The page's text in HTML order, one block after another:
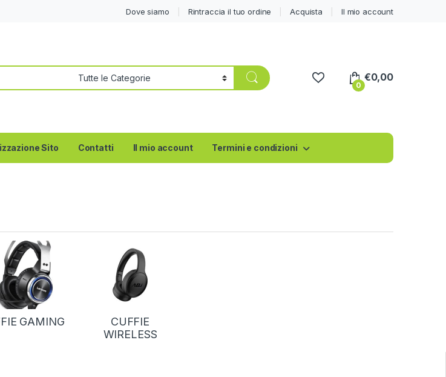
Dove siamo Rintraccia il tuo ordine Acquista Il mio account
0
€0,00
Sito Contatti Il mio account Termini e condizioni
GAMING
CUFFIE
WIRELESS